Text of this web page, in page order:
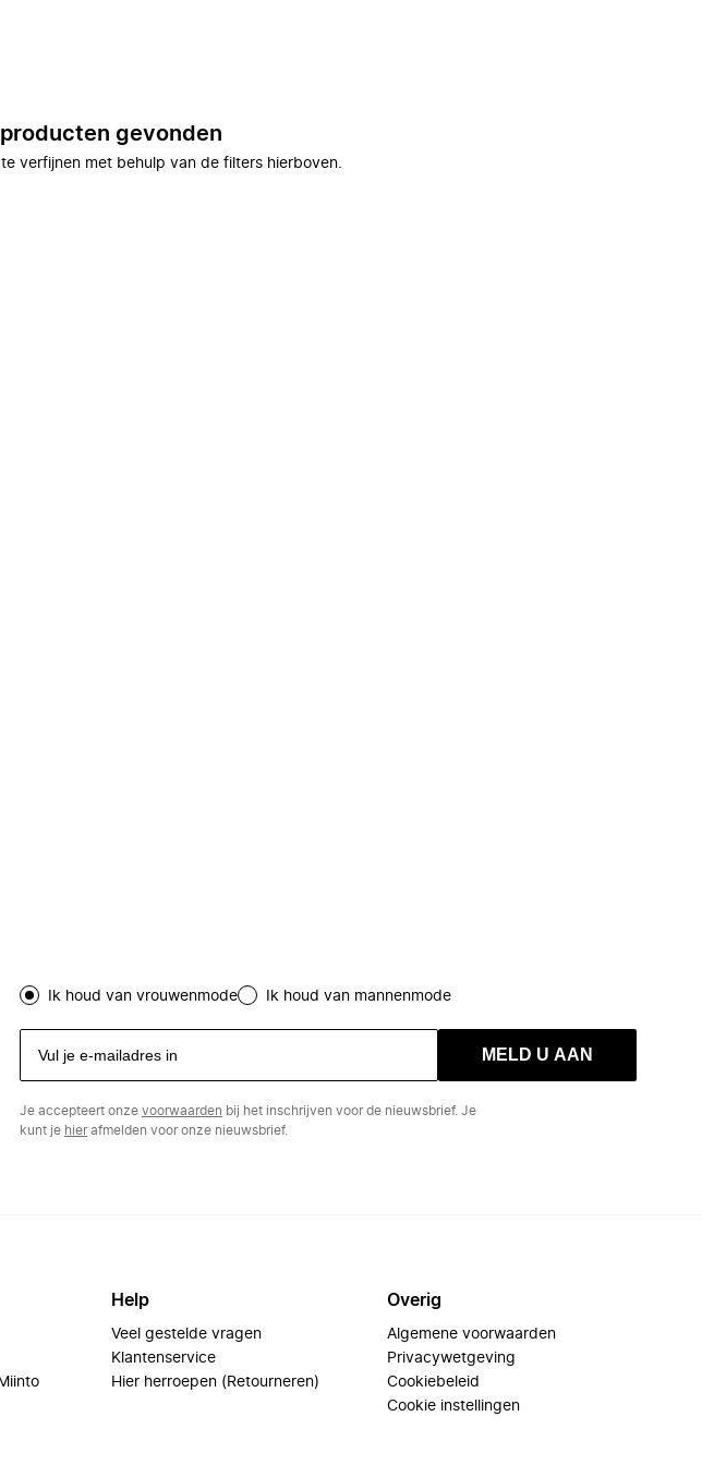
gevonden
verfijnen met behulp van de filters hierboven.
Ik houd van vrouwenmode Ik houd van mannenmode
MELD U AAN
Je accepteert onze voorwaarden bij het inschrijven voor de nieuwsbrief. Je
kunt je hierafmelden voor onze nieuwsbrief.
Help
Veel gestelde vragen
Klantenservice
Hier herroepen (Retourneren)
Overig
Algemene voorwaarden
Privacywetgeving
Cookiebeleid
Cookie instellingen